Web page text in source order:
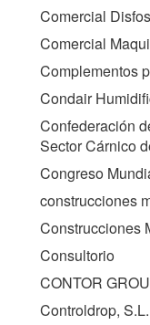
Comercial
Comercial
Complementos
Condair
Confederación
Sector Cárnico
Congreso
construcciones
Construcciones
Consultorio
CONTOR
Controldrop, S.L.